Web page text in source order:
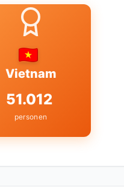
Vietnam
51.012
personen